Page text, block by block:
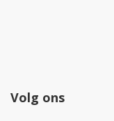
Volg ons